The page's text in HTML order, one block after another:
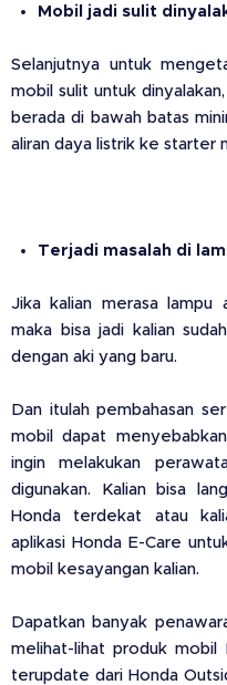
Mobil jadi sulit
Selanjutnya untuk
mobil sulit untuk
berada di bawah batas
aliran daya listrik ke starter
Terjadi masalah di
Jika kalian merasa lampu
maka bisa jadi kalian
dengan aki yang baru.
Dan itulah pembahasan
mobil dapat
ingin melakukan
digunakan. Kalian bisa
Honda terdekat atau
aplikasi Honda E-Care
mobil kesayangan kalian.
Dapatkan banyak
melihat-lihat produk mobil
terupdate dari Honda